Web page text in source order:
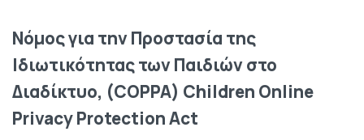
Νόμος για την Προστασία της
Ιδιωτικότητας των Παιδιών στο
Διαδίκτυο, (COPPA) Children Online
Privacy Protection Act